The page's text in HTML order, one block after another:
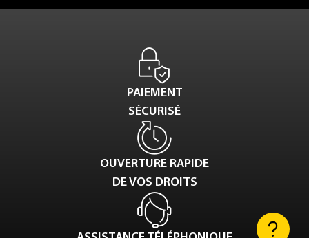
PAIEMENT
SÉCURISÉ
OUVERTURE RAPIDE
DE VOS DROITS